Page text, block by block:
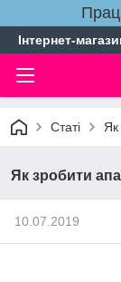
Інтернет-
Статі
Як зробити
10.07.2019